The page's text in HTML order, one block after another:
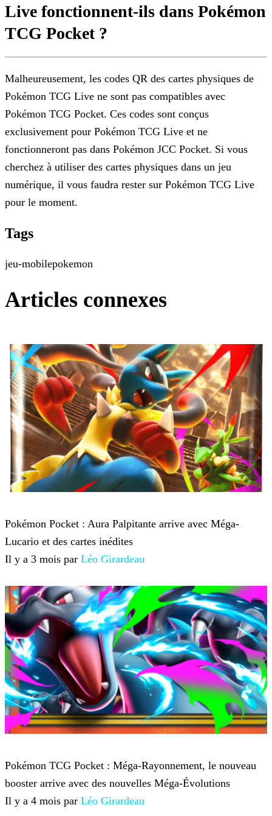
Live fonctionnent-ils dans Pokémon
TCG Pocket ?
Malheureusement, les codes QR des cartes physiques de
Pokémon TCG Live ne sont pas compatibles avec
Pokémon TCG Pocket. Ces codes sont conçus
exclusivement pour Pokémon TCG Live et ne
fonctionneront pas dans Pokémon JCC Pocket. Si vous
cherchez à utiliser des cartes physiques dans un jeu
numérique, il vous faudra rester sur Pokémon TCG Live
pour le moment.
Tags
jeu-mobilepokemon
Articles connexes
Pokémon Pocket : Aura Palpitante arrive avec Méga-
Lucario et des cartes inédites
Il y a 3 mois par Léo Girardeau
Pokémon TCG Pocket : Méga-Rayonnement, le nouveau
booster arrive avec des nouvelles Méga-Évolutions
Il y a 4 mois par Léo Girardeau